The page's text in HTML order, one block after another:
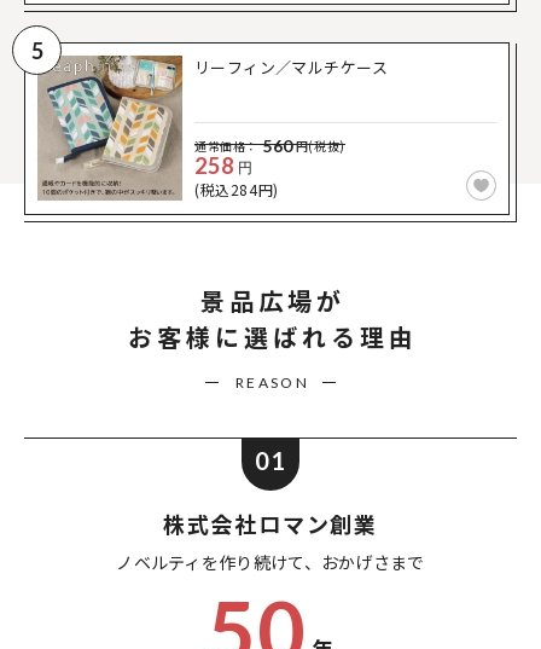
5
リーフィン／マルチケース
通常価格： 560円(税抜)
258 円
(税込284円)
景品広場が
お客様に選ばれる理由
REASON
01
株式会社ロマン創業
ノベルティを作り続けて、 おかげさまで